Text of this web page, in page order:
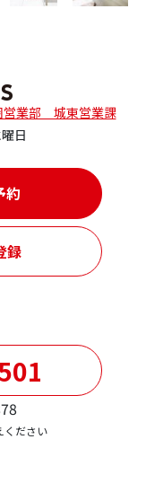
営業部 城東営業課
日
約
録
ください